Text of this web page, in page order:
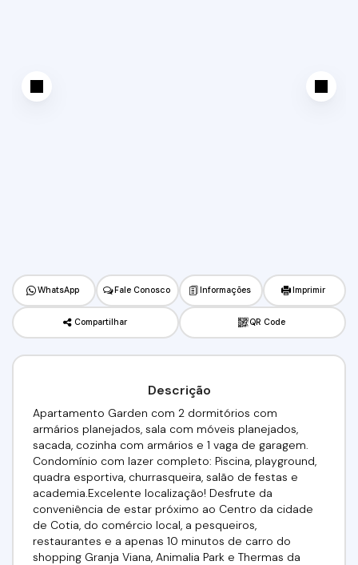
WhatsApp Fale Conosco Informações Imprimir
Compartilhar QR Code
Descrição
Apartamento Garden com 2 dormitórios com
armários planejados, sala com móveis planejados,
sacada, cozinha com armários e 1 vaga de garagem.
Condomínio com lazer completo: Piscina, playground,
quadra esportiva, churrasqueira, salão de festas e
academia.Excelente localização! Desfrute da
conveniência de estar próximo ao Centro da cidade
de Cotia, do comércio local, a pesqueiros,
restaurantes e a apenas 10 minutos de carro do
shopping Granja Viana, Animalia Park e Thermas da